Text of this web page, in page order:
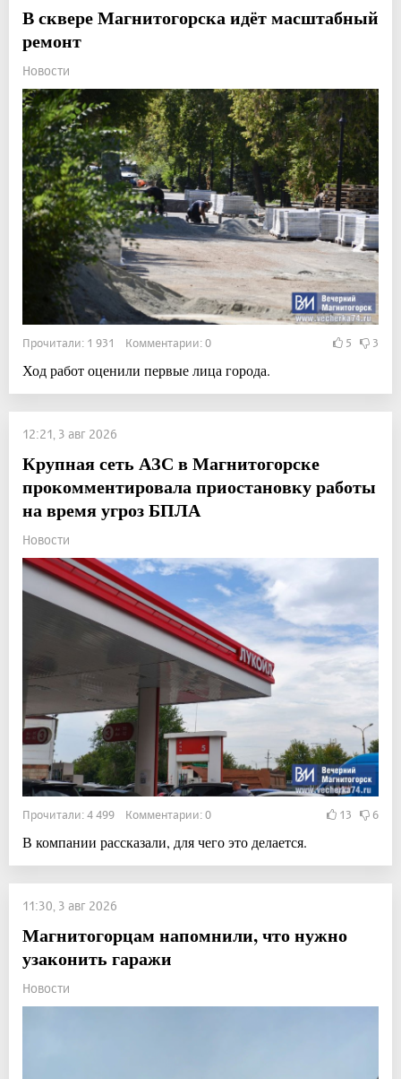
В сквере Магнитогорска идёт масштабный
ремонт
Новости
Прочитали: 1 931 Комментарии: 0 5 3
Ход работ оценили первые лица города.
12:21, 3 авг 2026
Крупная сеть АЗС в Магнитогорске
прокомментировала приостановку работы
на время угроз БПЛА
Новости
Прочитали: 4 499 Комментарии: 0 13 6
В компании рассказали, для чего это делается.
11:30, 3 авг 2026
Магнитогорцам напомнили, что нужно
узаконить гаражи
Новости